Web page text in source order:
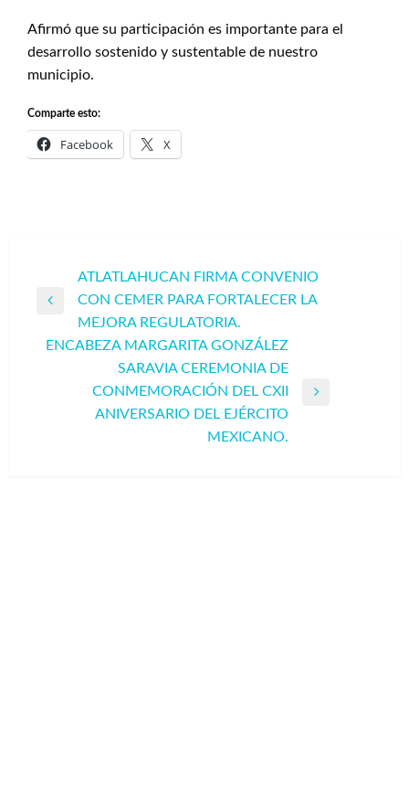
Afirmó que su participación es importante para el
desarrollo sostenido y sustentable de nuestro
municipio.
Comparte esto:
Facebook X
Navegación
de
entradas
ATLATLAHUCAN FIRMA CONVENIO
CON CEMER PARA FORTALECER LA
MEJORA REGULATORIA.
ENCABEZA MARGARITA GONZÁLEZ
SARAVIA CEREMONIA DE
CONMEMORACIÓN DEL CXII
ANIVERSARIO DEL EJÉRCITO
MEXICANO.